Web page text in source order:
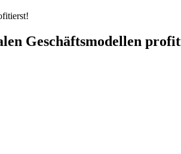
Geschäftsmodellen